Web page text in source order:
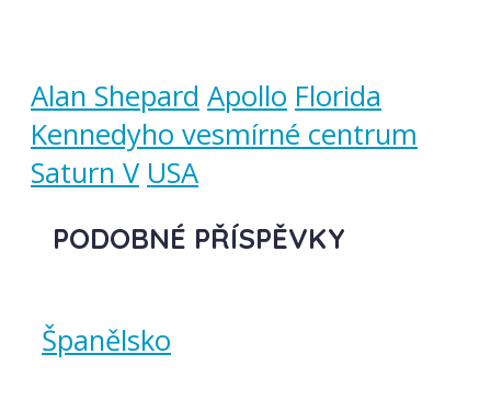
Alan Shepard Apollo Florida
Kennedyho vesmírné centrum
Saturn V USA
PODOBNÉ PŘÍSPĚVKY
Španělsko